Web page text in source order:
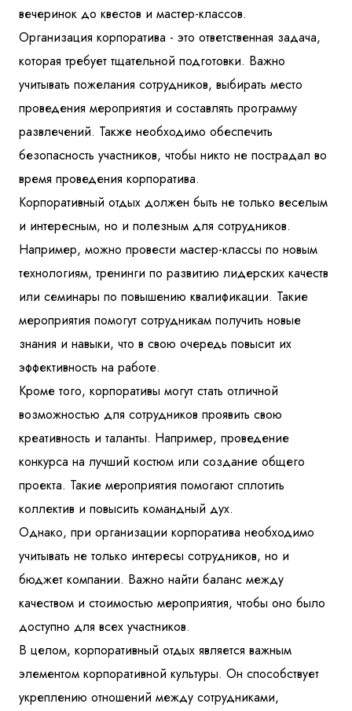
вечеринок до квестов и мастер-классов.
Организация корпоратива - это ответственная задача,
которая требует тщательной подготовки. Важно
учитывать пожелания сотрудников, выбирать место
проведения мероприятия и составлять программу
развлечений. Также необходимо обеспечить
безопасность участников, чтобы никто не пострадал во
время проведения корпоратива.
Корпоративный отдых должен быть не только веселым
и интересным, но и полезным для сотрудников.
Например, можно провести мастер-классы по новым
технологиям, тренинги по развитию лидерских качеств
или семинары по повышению квалификации. Такие
мероприятия помогут сотрудникам получить новые
знания и навыки, что в свою очередь повысит их
эффективность на работе.
Кроме того, корпоративы могут стать отличной
возможностью для сотрудников проявить свою
креативность и таланты. Например, проведение
конкурса на лучший костюм или создание общего
проекта. Такие мероприятия помогают сплотить
коллектив и повысить командный дух.
Однако, при организации корпоратива необходимо
учитывать не только интересы сотрудников, но и
бюджет компании. Важно найти баланс между
качеством и стоимостью мероприятия, чтобы оно было
доступно для всех участников.
В целом, корпоративный отдых является важным
элементом корпоративной культуры. Он способствует
укреплению отношений между сотрудниками,